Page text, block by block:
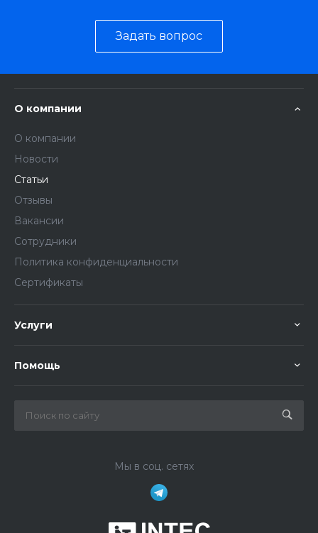
Задать вопрос
О компании
О компании
Новости
Статьи
Отзывы
Вакансии
Сотрудники
Политика конфиденциальности
Сертификаты
Услуги
Помощь
Мы в соц. сетях